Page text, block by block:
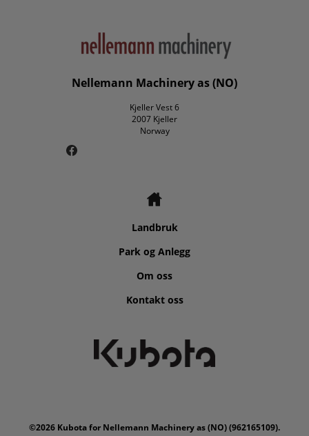
Nellemann Machinery as (NO)
Kjeller Vest 6
2007 Kjeller
Norway
Landbruk
Park og Anlegg
Om oss
Kontakt oss
©2026 Kubota for Nellemann Machinery as (NO) (962165109).